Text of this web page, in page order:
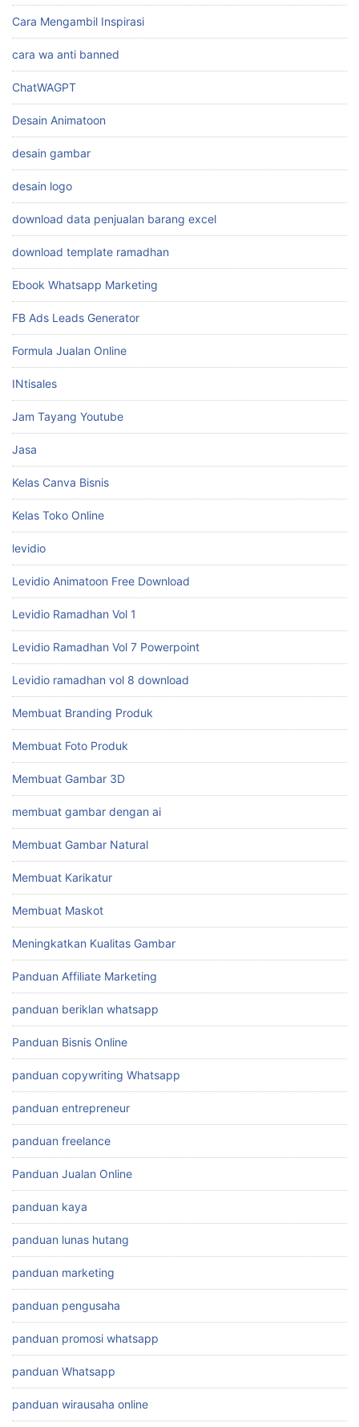
Cara Mengambil Inspirasi
cara wa anti banned
ChatWAGPT
Desain Animatoon
desain gambar
desain logo
download data penjualan barang excel
download template ramadhan
Ebook Whatsapp Marketing
FB Ads Leads Generator
Formula Jualan Online
INtisales
Jam Tayang Youtube
Jasa
Kelas Canva Bisnis
Kelas Toko Online
levidio
Levidio Animatoon Free Download
Levidio Ramadhan Vol 1
Levidio Ramadhan Vol 7 Powerpoint
Levidio ramadhan vol 8 download
Membuat Branding Produk
Membuat Foto Produk
Membuat Gambar 3D
membuat gambar dengan ai
Membuat Gambar Natural
Membuat Karikatur
Membuat Maskot
Meningkatkan Kualitas Gambar
Panduan Affiliate Marketing
panduan beriklan whatsapp
Panduan Bisnis Online
panduan copywriting Whatsapp
panduan entrepreneur
panduan freelance
Panduan Jualan Online
panduan kaya
panduan lunas hutang
panduan marketing
panduan pengusaha
panduan promosi whatsapp
panduan Whatsapp
panduan wirausaha online